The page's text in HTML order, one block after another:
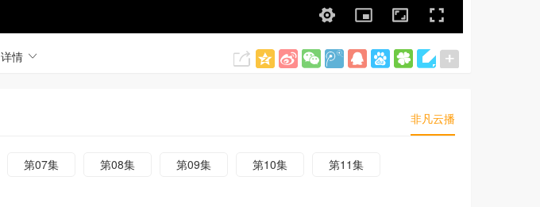
详情
非凡云播
第07集 第08集 第09集 第10集 第11集